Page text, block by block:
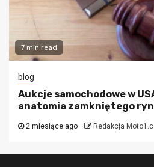
7 min read
blog
Aukcje samochodowe w
anatomia zamkniętego
2 miesiące ago Redakcja